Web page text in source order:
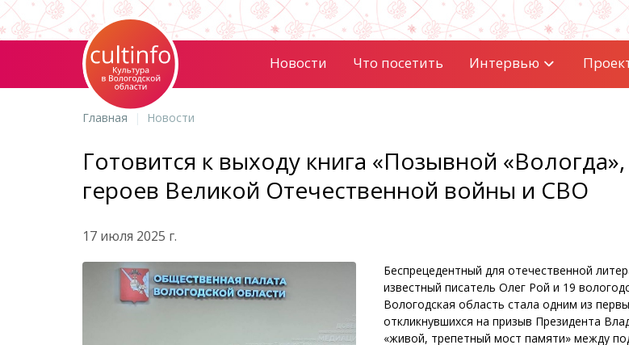
Новости Что посетить Интервью
Главная Новости
Готовится к выходу книга «Позывной
героев Великой Отечественной войны и СВО
17 июля 2025 г.
Беспрецедентный для отечественной
известный писатель Олег Рой и 19
Вологодская область стала одним из
откликнувшихся на призыв Президента
«живой, трепетный мост памяти» между